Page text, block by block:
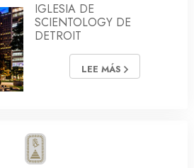
IGLESIA DE
SCIENTOLOGY DE
DETROIT
LEE MÁS